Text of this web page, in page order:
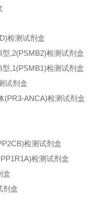
检测试剂盒
,2(PSMB2)检测试剂盒
,1(PSMB1)检测试剂盒
试剂盒
(PR3-ANCA)检测试剂盒
检测试剂盒
检测试剂盒
盒
剂盒